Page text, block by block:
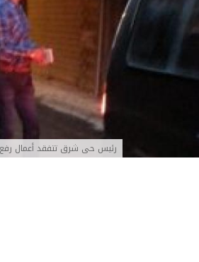
رئيس حى شرق تتفقد أعمال